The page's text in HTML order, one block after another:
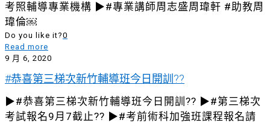
考照輔導專業機構 ▶#專業講師周志盛周瑋軒 #助教周
瑋倫￼
Do you like it?0
Read more
9 月 6, 2020
#恭喜第三梯次新竹輔導班今日開訓??
▶#恭喜第三梯次新竹輔導班今日開訓?? ▶#第三梯次
考試報名9月7截止?? ▶#考前術科加強班課程報名請